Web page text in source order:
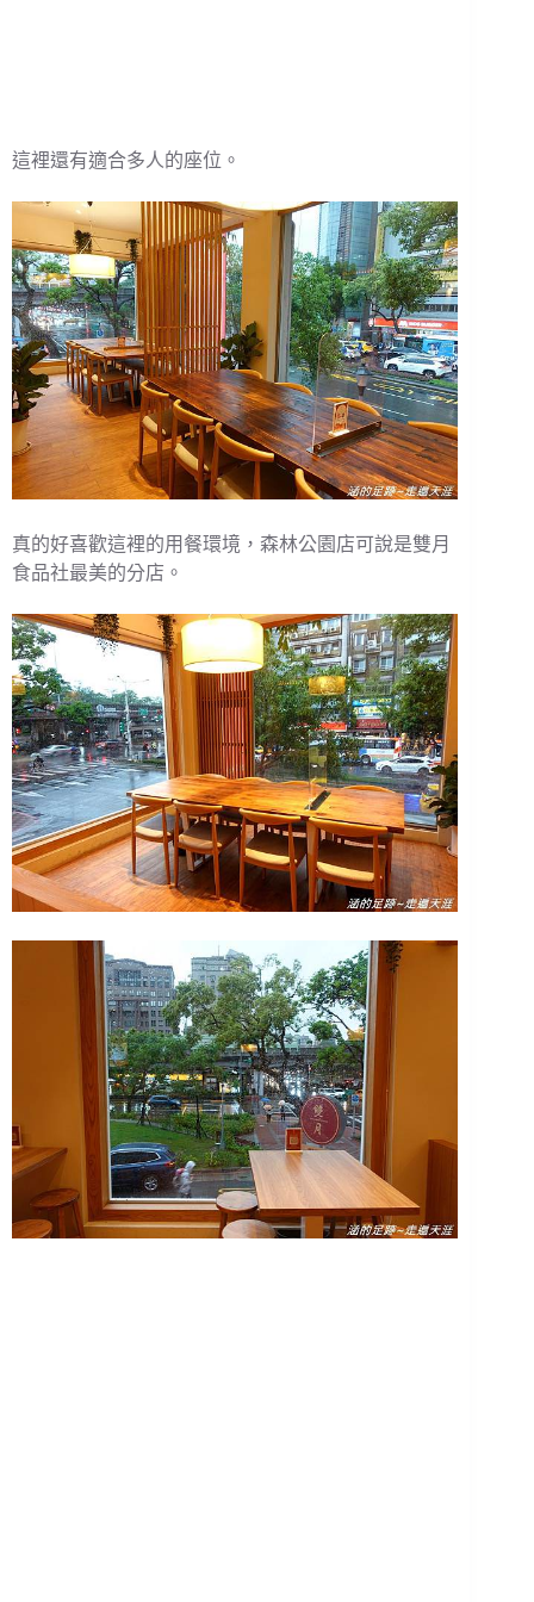
這裡還有適合多人的座位。
真的好喜歡這裡的用餐環境，森林公園店可說是雙月
食品社最美的分店。